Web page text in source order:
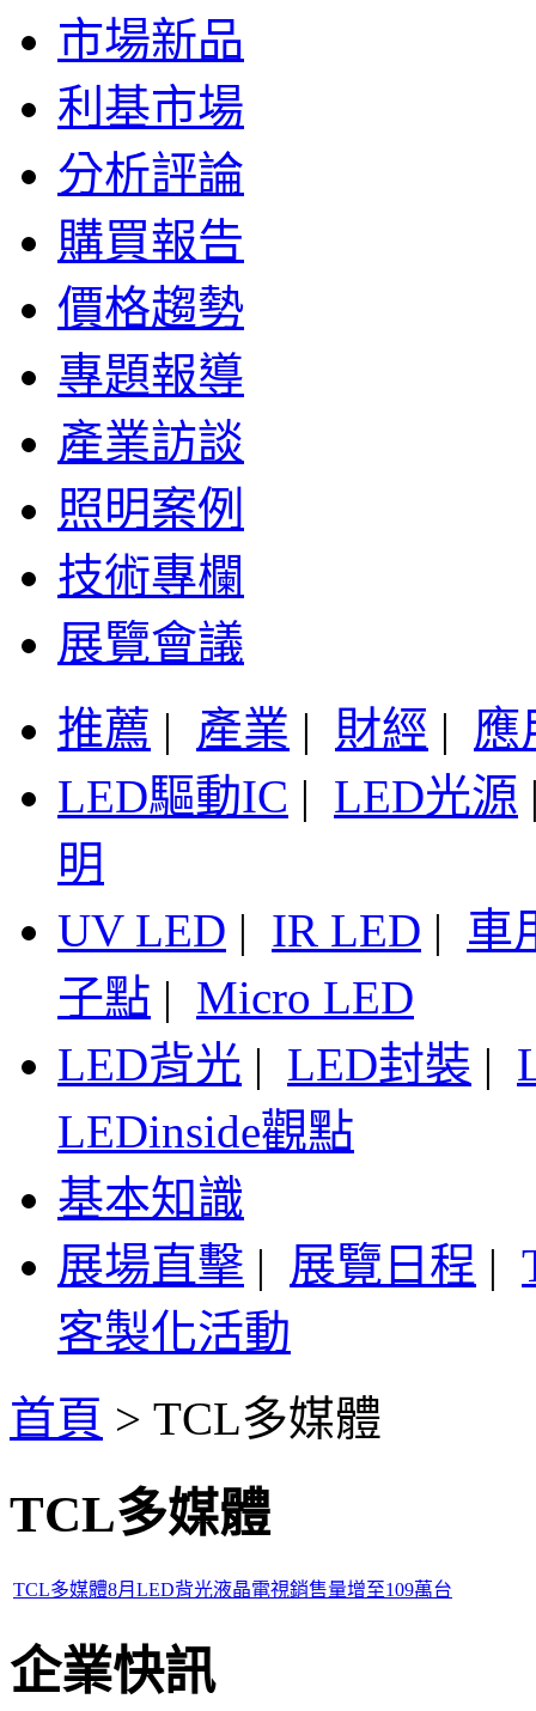
市場新品
利基市場
分析評論
購買報告
價格趨勢
專題報導
產業訪談
照明案例
技術專欄
展覽會議
推薦 | 產業 | 財經 | 應
LED驅動IC | LED光源
明
UV LED | IR LED | 車
子點 | Micro LED
LED背光 | LED封裝 |
LEDinside觀點
基本知識
展場直擊 | 展覽日程 |
客製化活動
首頁 > TCL多媒體
TCL多媒體
TCL多媒體8月LED背光液晶電視銷售量增至109萬台
企業快訊